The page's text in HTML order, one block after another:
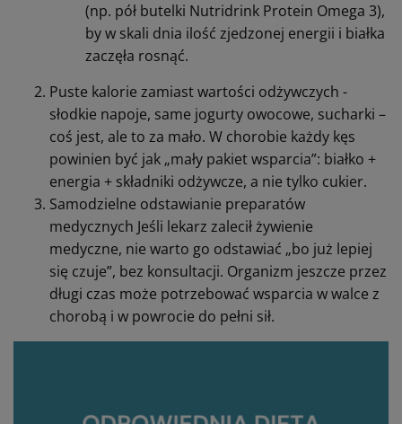
(np. pół butelki Nutridrink Protein Omega 3),
by w skali dnia ilość zjedzonej energii i białka
zaczęła rosnąć.
Puste kalorie zamiast wartości odżywczych -
słodkie napoje, same jogurty owocowe, sucharki –
coś jest, ale to za mało. W chorobie każdy kęs
powinien być jak „mały pakiet wsparcia”: białko +
energia + składniki odżywcze, a nie tylko cukier.
Samodzielne odstawianie preparatów
medycznych Jeśli lekarz zalecił żywienie
medyczne, nie warto go odstawiać „bo już lepiej
się czuje”, bez konsultacji. Organizm jeszcze przez
długi czas może potrzebować wsparcia w walce z
chorobą i w powrocie do pełni sił.